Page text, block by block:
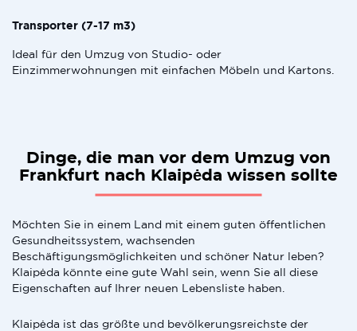
Transporter (7-17 m3)
Ideal für den Umzug von Studio- oder
Einzimmerwohnungen mit einfachen Möbeln und Kartons.
Dinge, die man vor dem Umzug von
Frankfurt nach Klaipėda wissen sollte
Möchten Sie in einem Land mit einem guten öffentlichen
Gesundheitssystem, wachsenden
Beschäftigungsmöglichkeiten und schöner Natur leben?
Klaipėda könnte eine gute Wahl sein, wenn Sie all diese
Eigenschaften auf Ihrer neuen Lebensliste haben.
Klaipėda ist das größte und bevölkerungsreichste der